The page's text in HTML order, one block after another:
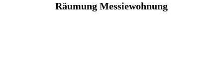
Räumung Messiewohnung